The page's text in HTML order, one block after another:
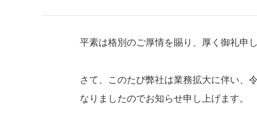
平素は格別のご厚情を賜り、厚く御礼申し
さて、このたび弊社は業務拡大に伴い、
なりましたのでお知らせ申し上げます。